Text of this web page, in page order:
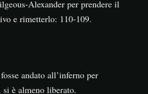
Alexander per prendere il
e rimetterlo: 110-109.
andato all’inferno per
è almeno liberato.